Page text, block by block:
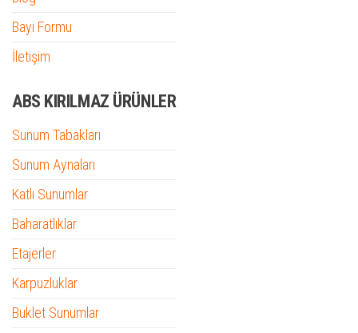
Bayi Formu
İletişim
ABS KIRILMAZ ÜRÜNLER
Sunum Tabakları
Sunum Aynaları
Katlı Sunumlar
Baharatlıklar
Etajerler
Karpuzluklar
Buklet Sunumlar